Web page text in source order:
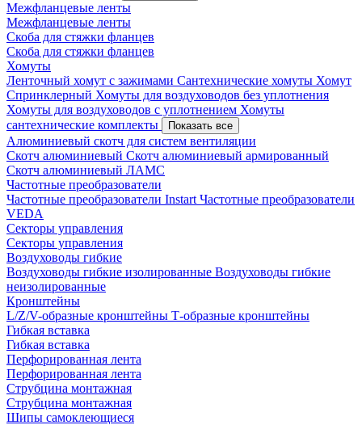
Межфланцевые ленты
Межфланцевые ленты
Скоба для стяжки фланцев
Скоба для стяжки фланцев
Хомуты
Ленточный хомут с зажимами Сантехнические хомуты Хомут
Спринклерный Хомуты для воздуховодов без уплотнения
Хомуты для воздуховодов с уплотнением Хомуты
сантехнические комплекты
Показать все
Алюминиевый скотч для систем вентиляции
Скотч алюминиевый Скотч алюминиевый армированный
Скотч алюминиевый ЛАМС
Частотные преобразователи
Частотные преобразователи Instart Частотные преобразователи
VEDA
Секторы управления
Секторы управления
Воздуховоды гибкие
Воздуховоды гибкие изолированные Воздуховоды гибкие
неизолированные
Кронштейны
L/Z/V-образные кронштейны Т-образные кронштейны
Гибкая вставка
Гибкая вставка
Перфорированная лента
Перфорированная лента
Струбцина монтажная
Струбцина монтажная
Шипы самоклеющиеся